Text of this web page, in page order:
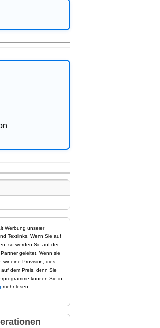
Werbung unserer
Textlinks. Wenn Sie auf
so werden Sie auf der
geleitet. Wenn sie
wir eine Provision, dies
dem Preis, denn Sie
können Sie in
mehr lesen.